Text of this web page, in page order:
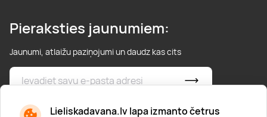
Lieliskadavana.lv lapa izmanto četrus
Pieraksties jaunumiem:
Jaunumi, atlaižu paziņojumi un daudz kas cits
* Esmu iepazinies/usies ar privātuma politiku